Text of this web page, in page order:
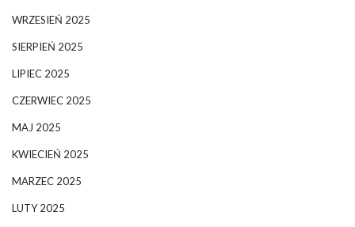
WRZESIEŃ 2025
SIERPIEŃ 2025
LIPIEC 2025
CZERWIEC 2025
MAJ 2025
KWIECIEŃ 2025
MARZEC 2025
LUTY 2025